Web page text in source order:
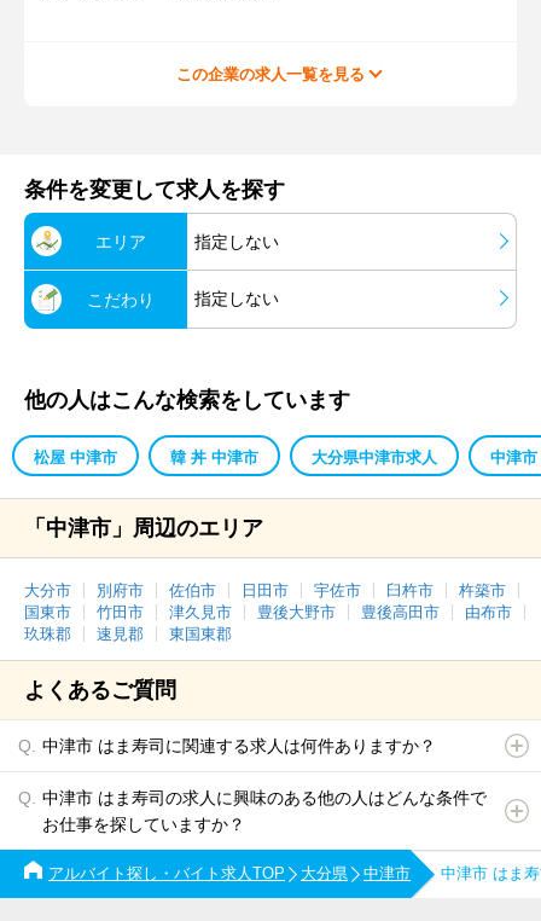
この企業の求人一覧を見る
条件を変更して求人を探す
エリア 指定しない
こだわり 指定しない
他の人はこんな検索をしています
松屋 中津市 韓 丼 中津市 大分県中津市求人 中津
「中津市」周辺のエリア
大分市 別府市 佐伯市 日田市 宇佐市 臼杵市
杵築市
国東市
竹田市 津久見市 豊後大野市 豊後高田市
由布市
玖珠郡
速見郡 東国東郡
よくあるご質問
中津市 はま寿司に関連する求人は何件ありますか？
中津市 はま寿司の求人に興味のある他の人はどんな条件で
お仕事を探していますか？
アルバイト探し・バイト求人TOP 大分県 中津市 中津市 はま